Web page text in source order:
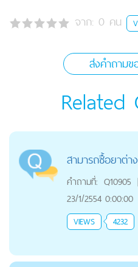
จาก: 0 คน
ส่งคำถาม
Related
สามารถซื้อยาต่า
คำถามที่: Q10905 |
23/1/2554 0:00:00
VIEWS 4232